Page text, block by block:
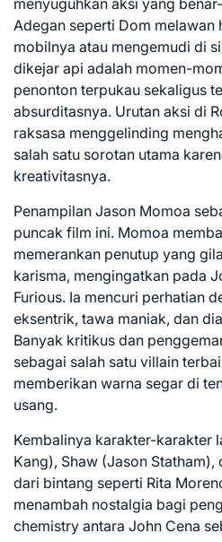
Adegan seperti Dom melawan
mobilnya atau mengemudi di
dikejar api adalah momen-
penonton terpukau sekaligus
absurditasnya. Urutan aksi di
raksasa menggelinding
salah satu sorotan utama
kreativitasnya.
Penampilan Jason Momoa
puncak film ini. Momoa
memerankan penutup yang
karisma, mengingatkan pada
Furious. Ia mencuri perhatian
eksentrik, tawa maniak, dan
Banyak kritikus dan
sebagai salah satu villain
memberikan warna segar di
usang.
Kembalinya karakter-karakter
Kang), Shaw (Jason
dari bintang seperti Rita
menambah nostalgia bagi
chemistry antara John Cena